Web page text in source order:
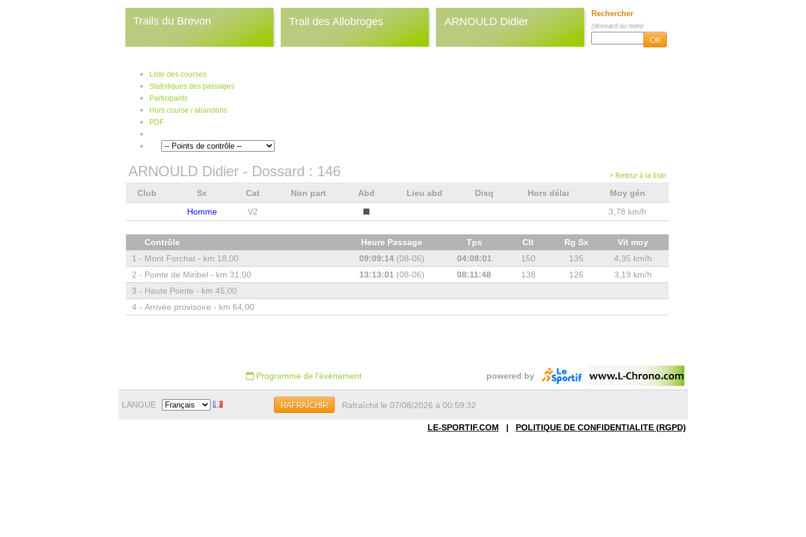
Trails du Brevon Trail des Allobroges ARNOULD Didier
Rechercher
(dossard ou nom)
OK
Liste des courses
Statistiques des passages
Participants
Hors course / abandons
PDF
ARNOULD Didier- Dossard : 146 > Retour à la liste
Club Sx Cat Non part Abd Lieu abd Disq Hors délai
Moy gén
Homme
V2 3,78 km/h
Contrôle Heure Passage Tps Clt Rg Sx
Vit moy
1 - Mont Forchat - km 18,00 09:09:14(08-06) 04:08:01 150 135
4,35 km/h
2 - Pointe de Miribel - km 31,00 13:13:01 (08-06) 08:11:48 138 126
3,19 km/h
3 - Haute Pointe - km 45,00
4 - Arrivée provisoire - km 64,00
Programme de l'évènement powered by
LANGUE RAFRAÎCHIR Rafraîchit le 07/08/2026 à 00:59:32
LE-SPORTIF.COM | POLITIQUE DE CONFIDENTIALITE (RGPD)